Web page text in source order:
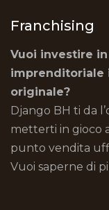
Franchising
Vuoi investire
imprenditoriale
originale?
Django BH ti da
metterti in gioco
punto vendita
Vuoi saperne di